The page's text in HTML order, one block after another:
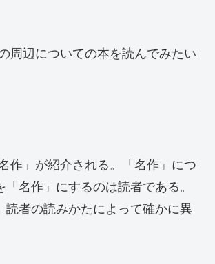
周辺についての本を読んでみたい
作」が紹介される。「名作」につ
名作」にするのは読者である。
者の読みかたによって確かに異